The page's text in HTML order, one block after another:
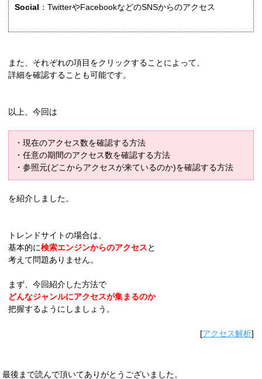
Social ：TwitterやFacebookなどのSNSからのアクセス
また、それぞれの項目をクリックすることによって、
詳細を確認することも可能です。
以上、今回は
・現在のアクセス数を確認する方法
・任意の期間のアクセス数を確認する方法
・参照元(どこからアクセスが来ているのか)を確認する方法
を紹介しました。
トレンドサイトの場合は、
基本的に検索エンジンからのアクセスと
考えて問題ありません。
まず、今回紹介した方法で
どんなジャンルにアクセスが集まるのか
把握するようにしましょう。
[アクセス解析]
最後まで読んで頂いてありがとうございました。